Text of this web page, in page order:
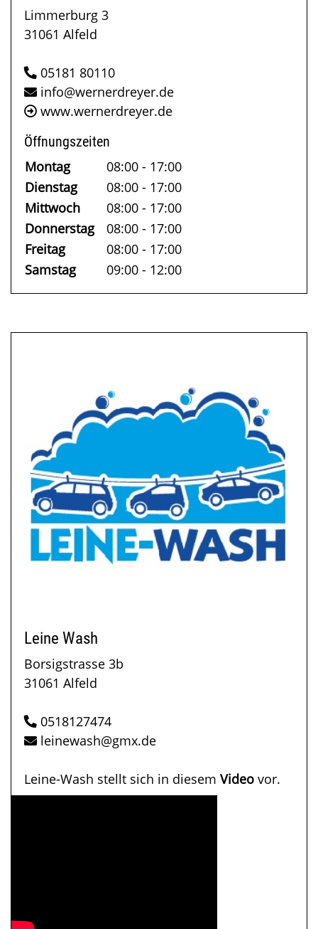
Leine Wash
Borsigstrasse 3b
31061 Alfeld
0518127474
leinewash@gmx.de
Leine-Wash stellt sich in diesem Video vor.
Limmerburg 3
31061 Alfeld
05181 80110
info@wernerdreyer.de
www.wernerdreyer.de
Öffnungszeiten
Montag
08:00 - 17:00
Dienstag
08:00 - 17:00
Mittwoch
08:00 - 17:00
Donnerstag 08:00 - 17:00
Freitag
08:00 - 17:00
Samstag
09:00 - 12:00